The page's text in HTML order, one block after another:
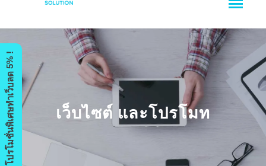
เว็บไซต์ และโปรโมท
โปรโมชั่นพิเศษทำเว็บลด 5% !